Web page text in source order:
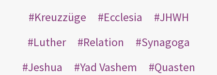
Kreuzzüge
Ecclesia
JHWH
Luther
Relation
Synagoga
Jeshua
Yad Vashem
Quasten